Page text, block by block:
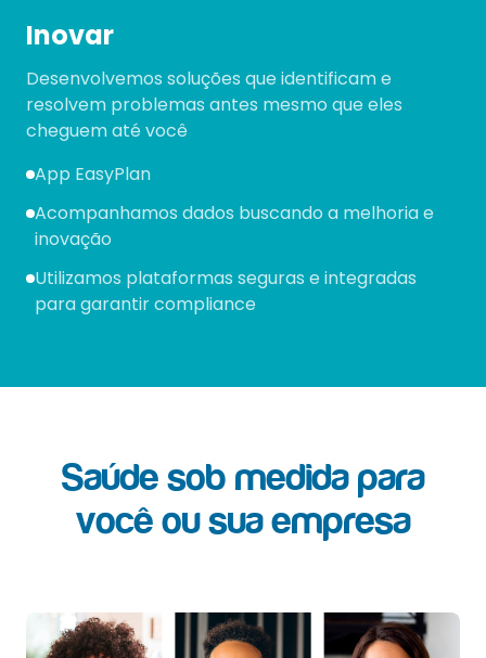
Inovar
Desenvolvemos soluções que identificam e
resolvem problemas antes mesmo que eles
cheguem até você
App EasyPlan
Acompanhamos dados buscando a melhoria e
inovação
Utilizamos plataformas seguras e integradas
para garantir compliance
Saúde sob medida para
você ou sua empresa